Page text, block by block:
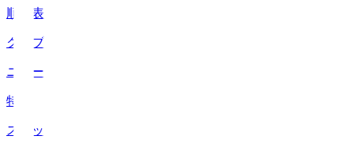
順位表
クラブ
ニュース
特集
スタッツ